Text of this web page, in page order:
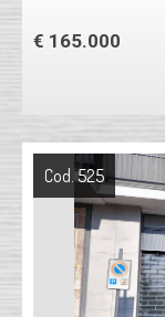
€ 165.000
Cod. 525